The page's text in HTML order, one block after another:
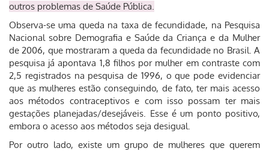
outros problemas de Saúde Pública.
Observa-se uma queda na taxa de fecundidade, na Pesquisa
Nacional sobre Demografia e Saúde da Criança e da Mulher
de 2006, que mostraram a queda da fecundidade no Brasil. A
pesquisa já apontava 1,8 filhos por mulher em contraste com
2,5 registrados na pesquisa de 1996, o que pode evidenciar
que as mulheres estão conseguindo, de fato, ter mais acesso
aos métodos contraceptivos e com isso possam ter mais
gestações planejadas/desejáveis. Esse é um ponto positivo,
embora o acesso aos métodos seja desigual.
Por outro lado, existe um grupo de mulheres que querem